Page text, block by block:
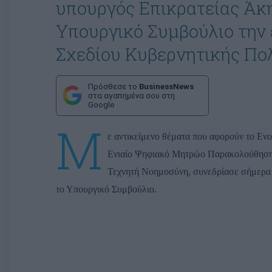
υπουργός Επικρατείας
Υπουργικό Συμβούλιο
Σχεδίου Κυβερνητικής
Πρόσθεσε το BusinessNews
στα αγαπημένα σου στη
Google
Μ
ε αντικείμενο θέματα που αφορούν το
Ενιαίο Ψηφιακό Μητρώο
Τεχνητή Νοημοσύνη, συνεδρίασε
το Υπουργικό Συμβούλιο.